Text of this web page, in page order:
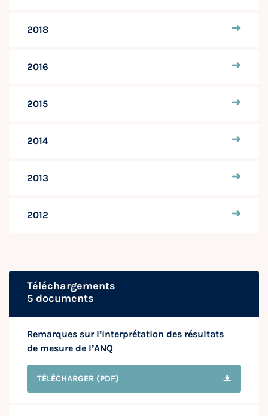
2018
2016
2015
2014
2013
2012
Téléchargements
5 documents
Remarques sur l’interprétation des résultats
de mesure de l’ANQ
TÉLÉCHARGER (PDF)